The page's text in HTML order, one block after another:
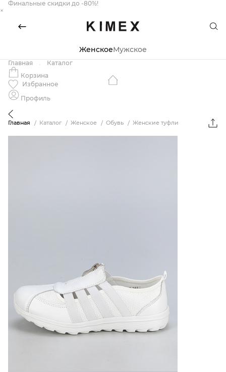
Финальные скидки до -80%!
×
ЖенскоеМужское
Главная
Каталог
Корзина
Избранное
Профиль
Главная Каталог Женское Обувь Женские туфли